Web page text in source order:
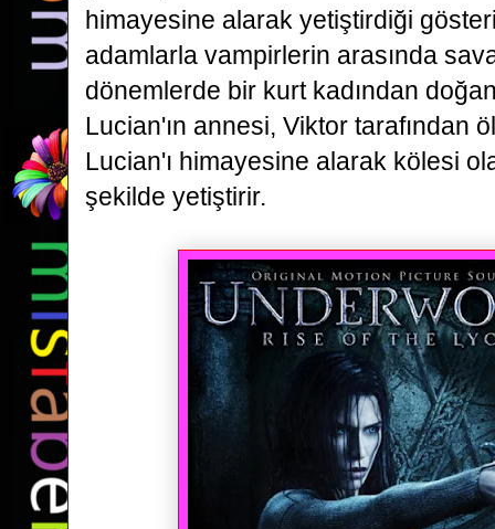
himayesine alarak yetiştirdiği
adamlarla vampirlerin arasında
dönemlerde bir kurt kadından
Lucian'ın annesi, Viktor tarafından
Lucian'ı himayesine alarak kölesi
şekilde yetiştirir.